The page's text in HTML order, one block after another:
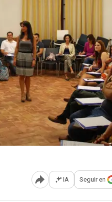
Abrir opciones
IA Seguir en